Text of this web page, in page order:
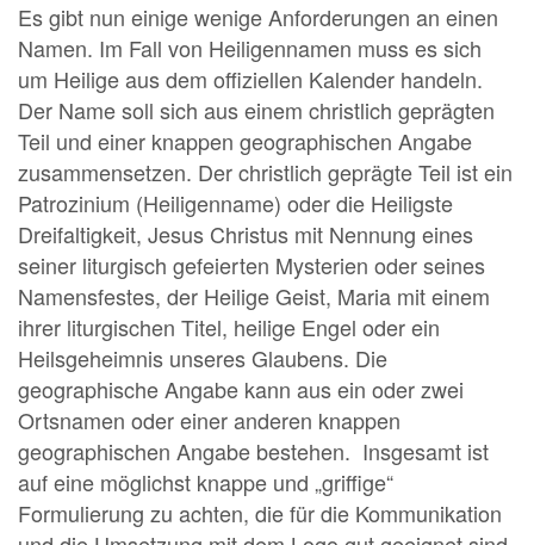
Es gibt nun einige wenige Anforderungen an einen
Namen. Im Fall von Heiligennamen muss es sich
um Heilige aus dem offiziellen Kalender handeln.
Der Name soll sich aus einem christlich geprägten
Teil und einer knappen geographischen Angabe
zusammensetzen. Der christlich geprägte Teil ist ein
Patrozinium (Heiligenname) oder die Heiligste
Dreifaltigkeit, Jesus Christus mit Nennung eines
seiner liturgisch gefeierten Mysterien oder seines
Namensfestes, der Heilige Geist, Maria mit einem
ihrer liturgischen Titel, heilige Engel oder ein
Heilsgeheimnis unseres Glaubens. Die
geographische Angabe kann aus ein oder zwei
Ortsnamen oder einer anderen knappen
geographischen Angabe bestehen. Insgesamt ist
auf eine möglichst knappe und „griffige“
Formulierung zu achten, die für die Kommunikation